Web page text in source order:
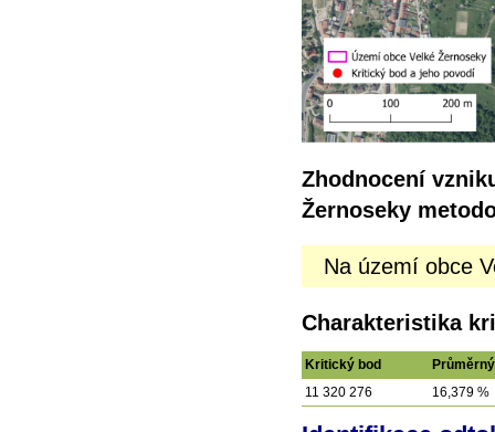
Zhodnocení
Žernoseky
Na území obce
Charakteristika
Kritický bod
11 320 276
16,379 %